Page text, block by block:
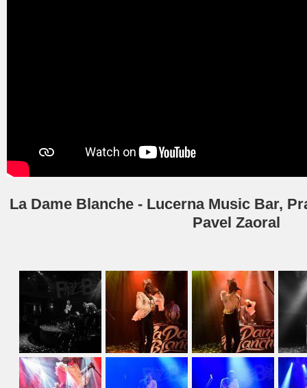
La Dame Blanche - Lucerna Music Bar,
Pavel Zaoral